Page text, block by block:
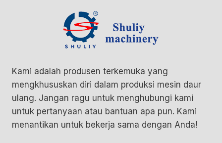
Kami adalah produsen terkemuka yang
mengkhususkan diri dalam produksi mesin daur
ulang. Jangan ragu untuk menghubungi kami
untuk pertanyaan atau bantuan apa pun. Kami
menantikan untuk bekerja sama dengan Anda!